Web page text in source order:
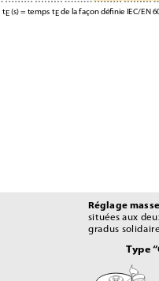
tE(s) = temps tEde la façon déﬁnie IEC/EN
Réglage
situées aux
gradus
Type